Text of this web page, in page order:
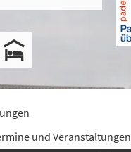
und Veranstaltungen